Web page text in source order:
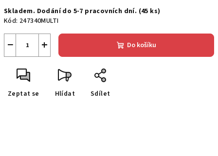
cena:
Skladem. Dodání do 5-7 pracovních dní. (45 ks)
Kód: 247340MULTI
+
− Do košíku
Zeptat se Hlídat Sdílet